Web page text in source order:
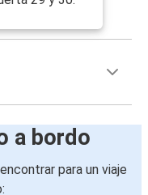
a bordo
para un viaje